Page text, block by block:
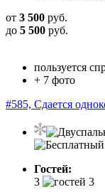
от 3 500 руб.
до 5 500 руб.
пользуется
+ 7 фото
#585, Сдается
Гостей:
3